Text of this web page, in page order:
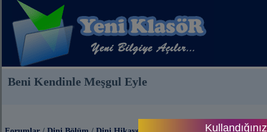
Beni Kendinle Meşgul Eyle